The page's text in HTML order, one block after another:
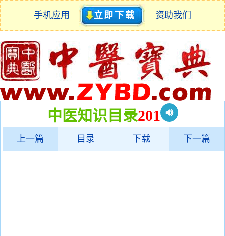
手机应用 立即下载 资助我们
中医知识目录201
上一篇 目录 下载 下一篇